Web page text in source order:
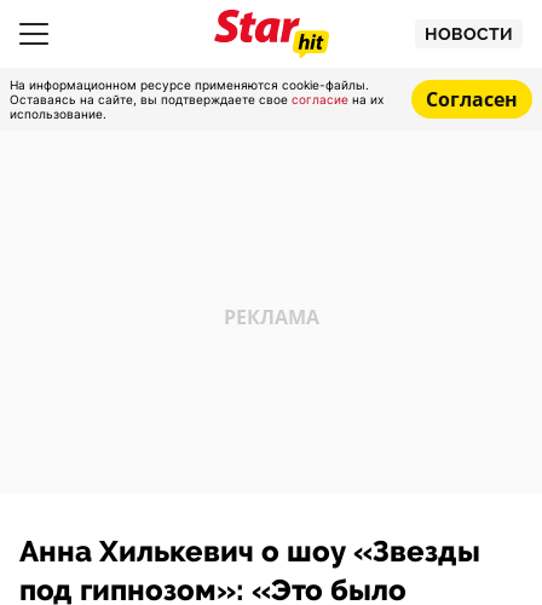
НОВОСТИ
На информационном ресурсе применяются cookie-файлы.
Оставаясь на сайте, вы подтверждаете свое согласие на их
использование.
Согласен
Анна Хилькевич о шоу «Звезды
под гипнозом»: «Это было